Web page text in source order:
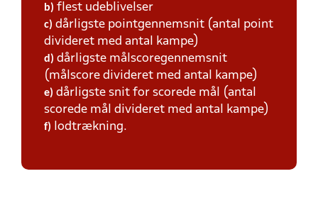
b) flest udeblivelser
c) dårligste pointgennemsnit (antal point
divideret med antal kampe)
d) dårligste målscoregennemsnit
(målscore divideret med antal kampe)
e) dårligste snit for scorede mål (antal
scorede mål divideret med antal kampe)
f) lodtrækning.